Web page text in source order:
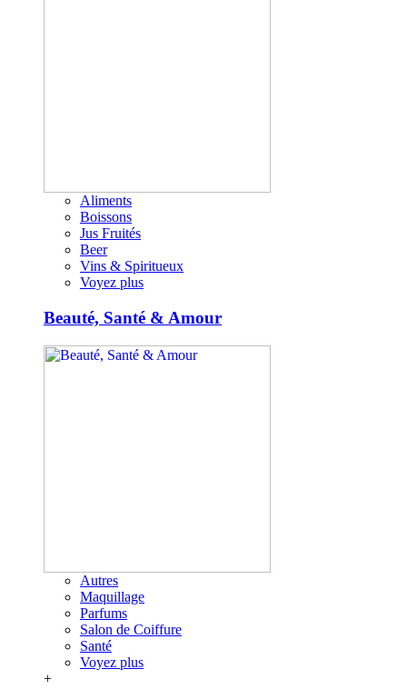
Aliments
Boissons
Jus Fruités
Beer
Vins & Spiritueux
Voyez plus
Beauté, Santé & Amour
Autres
Maquillage
Parfums
Salon de Coiffure
Santé
Voyez plus
+